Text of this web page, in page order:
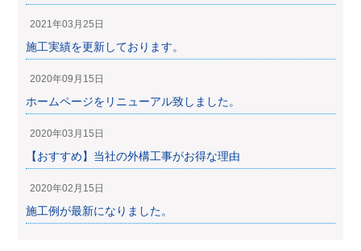
2021年03月25日
施工実績を更新しております。
2020年09月15日
ホームページをリニューアル致しました。
2020年03月15日
【おすすめ】当社の外構工事がお得な理由
2020年02月15日
施工例が最新になりました。